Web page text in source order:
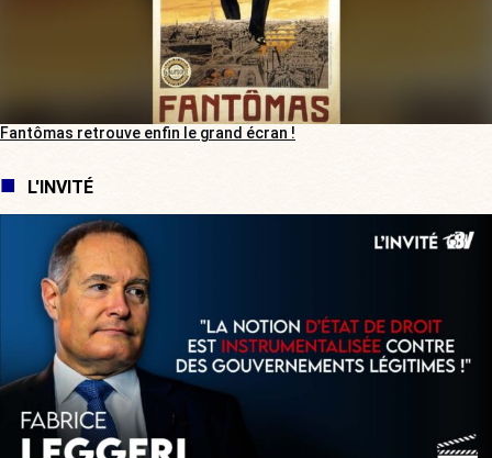
Fantômas retrouve enfin le grand écran !
L'INVITÉ